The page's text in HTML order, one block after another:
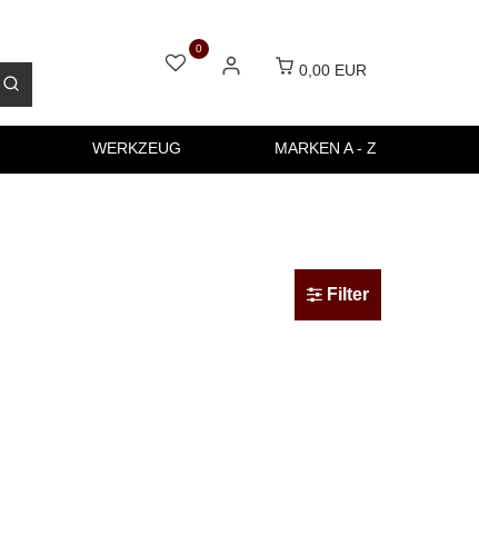
0
0,00 EUR
WERKZEUG MARKEN A - Z
Filter